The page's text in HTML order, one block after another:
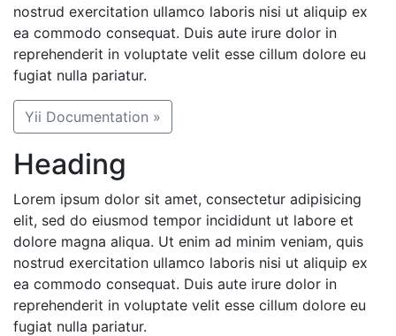
nostrud exercitation ullamco laboris nisi ut aliquip ex
ea commodo consequat. Duis aute irure dolor in
reprehenderit in voluptate velit esse cillum dolore eu
fugiat nulla pariatur.
Yii Documentation »
Heading
Lorem ipsum dolor sit amet, consectetur adipisicing
elit, sed do eiusmod tempor incididunt ut labore et
dolore magna aliqua. Ut enim ad minim veniam, quis
nostrud exercitation ullamco laboris nisi ut aliquip ex
ea commodo consequat. Duis aute irure dolor in
reprehenderit in voluptate velit esse cillum dolore eu
fugiat nulla pariatur.